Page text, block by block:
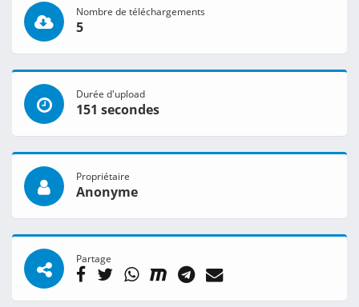
Nombre de téléchargements
5
Durée d'upload
151 secondes
Propriétaire
Anonyme
Partage